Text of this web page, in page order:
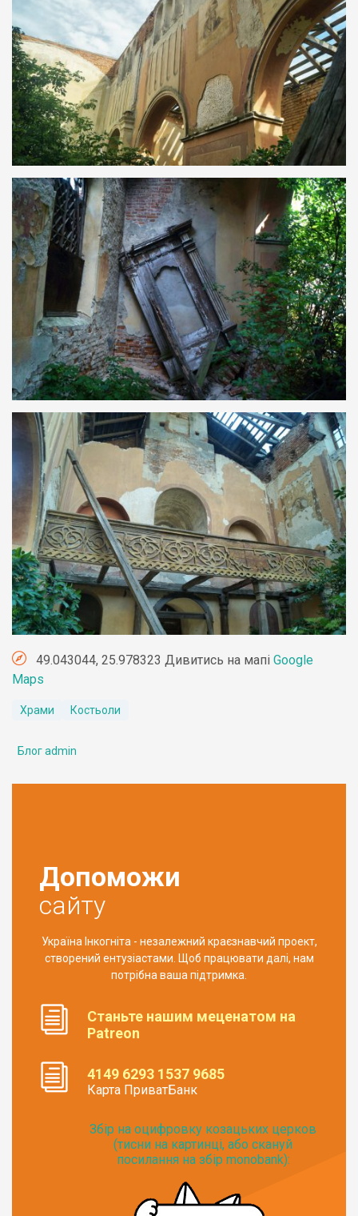
49.043044, 25.978323 Дивитись на мапі Google
Maps
Храми Костьоли
Блог admin
Допоможи
сайту
Україна Інкогніта - незалежний краєзнавчий проект,
створений ентузіастами. Щоб працювати далі, нам
потрібна ваша підтримка.
Станьте нашим меценатом на
Patreon
4149 6293 1537 9685
Карта ПриватБанк
Збір на оцифровку козацьких церков
(тисни на картинці, або скануй
посилання на збір monobank):